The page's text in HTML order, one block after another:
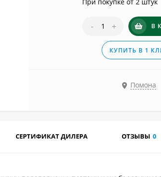
- + В
КУПИТЬ В 1
Помона
СЕРТИФИКАТ ДИЛЕРА ОТЗЫВЫ 0